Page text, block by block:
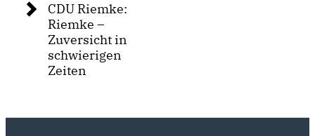
CDU Riemke:
Riemke –
Zuversicht in
schwierigen
Zeiten